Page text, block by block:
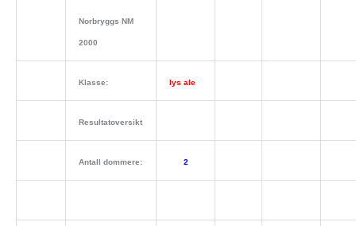
Norbryggs NM
2000
Klasse: lys ale
Resultatoversikt
Antall dommere: 2